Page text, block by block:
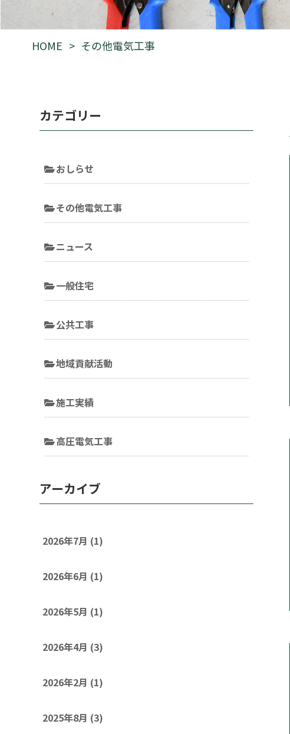
HOME その他電気工事
カテゴリー
おしらせ
その他電気工事
ニュース
一般住宅
公共工事
地域貢献活動
施工実績
高圧電気工事
アーカイブ
2026年7月 (1)
2026年6月 (1)
2026年5月 (1)
2026年4月 (3)
2026年2月 (1)
2025年8月 (3)